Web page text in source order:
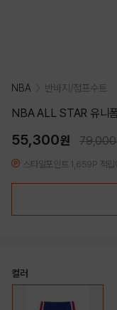
NBA 반바지/점프수트
NBA ALL STAR 유니
55,300원 79,000
스타일포인트 1,659P 적립
컬러